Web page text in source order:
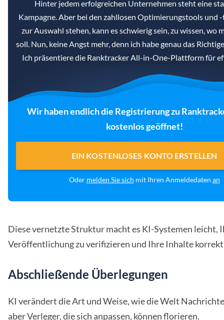
Hinter jedem erfolgreichen Unternehmen steht eine
Kampagne. Aber bei den zahllosen Optimierungstools und
zur Auswahl stehen, kann es schwierig sein, zu wissen, wo
soll. Nun, keine Angst mehr, denn ich habe genau das
Ich präsentiere die Ranktracker All-in-One-Plattform für
Wir haben endlich die Registrierung zu
kostenlos geöffnet!
EIN KOSTENLOSES KONTO ERSTELLEN
Oder melden Sie sich mit Ihren Anmeldedaten an
Diese vernetzte Struktur macht es KI-Systemen leicht,
Veröffentlichung zu verifizieren und Ihre Inhalte
Abschließende Überlegungen
KI verändert die Art und Weise, wie die Welt
aber Verleger, die sich anpassen, können florieren.